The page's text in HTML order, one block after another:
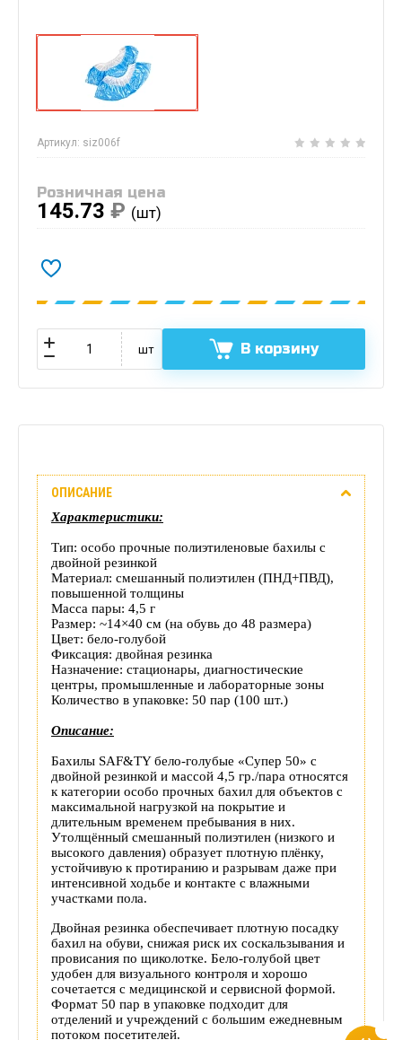
Артикул: siz006f
Розничная цена
145.73 ₽ (шт)
шт В корзину
(0)
Доставка
этого
товара
ОПИСАНИЕ
Характеристики:
Тип: особо прочные полиэтиленовые бахилы с
двойной резинкой
Материал: смешанный полиэтилен (ПНД+ПВД),
повышенной толщины
Масса пары: 4,5 г
Размер: ~14×40 см (на обувь до 48 размера)
Цвет: бело‑голубой
Фиксация: двойная резинка
Назначение: стационары, диагностические
центры, промышленные и лабораторные зоны
Количество в упаковке: 50 пар (100 шт.)
Описание:
Бахилы SAF&TY бело‑голубые «Супер 50» с
двойной резинкой и массой 4,5 гр./пара относятся
к категории особо прочных бахил для объектов с
максимальной нагрузкой на покрытие и
длительным временем пребывания в них.
Утолщённый смешанный полиэтилен (низкого и
высокого давления) образует плотную плёнку,
устойчивую к протиранию и разрывам даже при
интенсивной ходьбе и контакте с влажными
участками пола.
Двойная резинка обеспечивает плотную посадку
бахил на обуви, снижая риск их соскальзывания и
провисания по щиколотке. Бело‑голубой цвет
удобен для визуального контроля и хорошо
сочетается с медицинской и сервисной формой.
Формат 50 пар в упаковке подходит для
отделений и учреждений с большим ежедневным
потоком посетителей.